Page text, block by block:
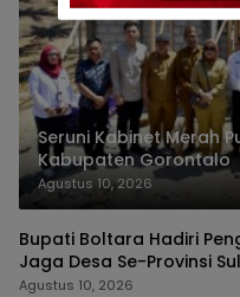
Seruni Kabinet Merah
Kabupaten Gorontalo
Agustus 10, 2026
Bupati Boltara Hadiri
Jaga Desa Se-Provinsi
Agustus 10, 2026